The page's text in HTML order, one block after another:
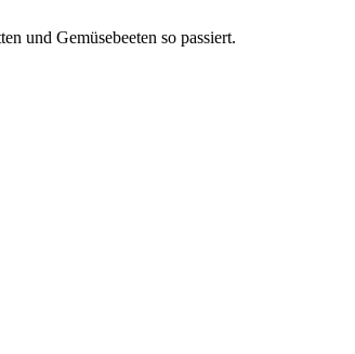
und Gemüsebeeten so passiert.